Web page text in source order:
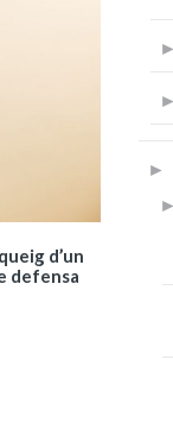
d’un
defensa